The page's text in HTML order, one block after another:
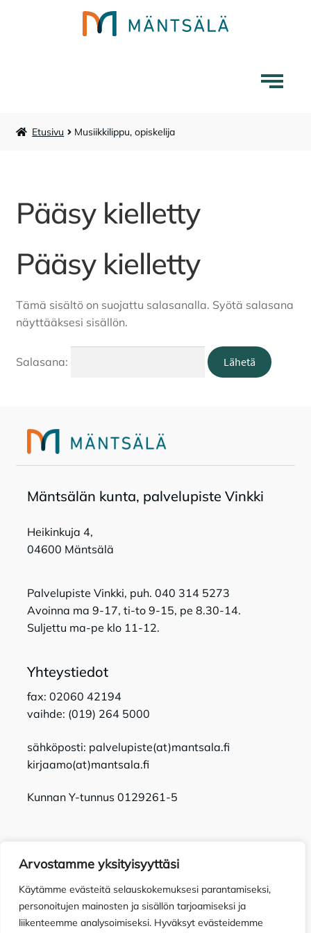
Arvostamme yksityisyyttäsi
Käytämme evästeitä selauskokemuksesi parantamiseksi,
personoitujen mainosten ja sisällön tarjoamiseksi ja
liikenteemme analysoimiseksi. Hyväksyt evästeidemme
Siirry
Siirry
Mäntsälä-tuotteet
Museokauppa
Lounaskahvila Tarina
Karttakauppa
Tapahtumat
Toripaikat
Etusivu Musiikkilippu, opiskelija
Pääsy kielletty
Pääsy kielletty
Tämä sisältö on suojattu salasanalla. Syötä salasana
näyttääksesi sisällön.
Salasana:
Mänt­sä­län kun­ta, pal­ve­lu­pis­te Vink­ki
Heikinkuja 4,
04600 Mäntsälä
Palvelupiste Vinkki, puh. 040 314 5273
Avoinna ma 9-17, ti-to 9-15, pe 8.30-14.
Suljettu ma-pe klo 11-12.
Yhteystiedot
fax: 02060 42194
vaihde: (019) 264 5000
sähköposti: palvelupiste(at)mantsala.fi
kirjaamo(at)mantsala.fi
Kunnan Y-tunnus 0129261-5
TietosuojaselosteToimitusehdotSaavutettavuusseloste